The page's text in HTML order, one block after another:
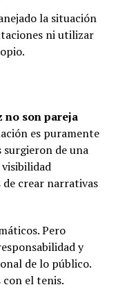
la situación
ni utilizar
no son pareja
es puramente
surgieron de una
de crear narrativas
Pero
y
de lo público.
con el tenis.